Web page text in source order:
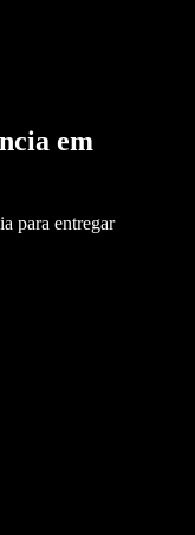
em
para entregar